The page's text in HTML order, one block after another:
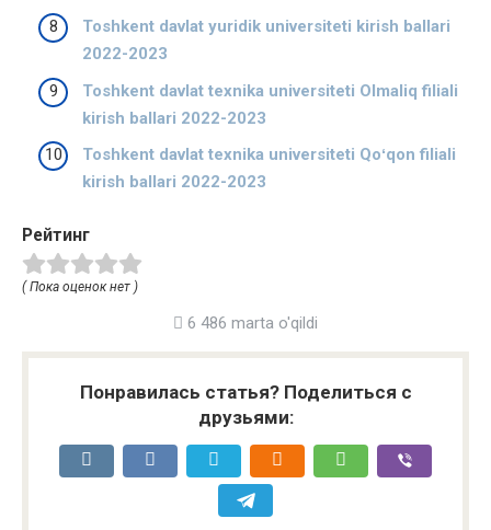
Toshkent davlat yuridik universiteti kirish ballari
2022-2023
Toshkent davlat texnika universiteti Olmaliq filiali
kirish ballari 2022-2023
Toshkent davlat texnika universiteti Qoʻqon filiali
kirish ballari 2022-2023
Рейтинг
( Пока оценок нет )
6 486 marta o'qildi
Понравилась статья? Поделиться с
друзьями: